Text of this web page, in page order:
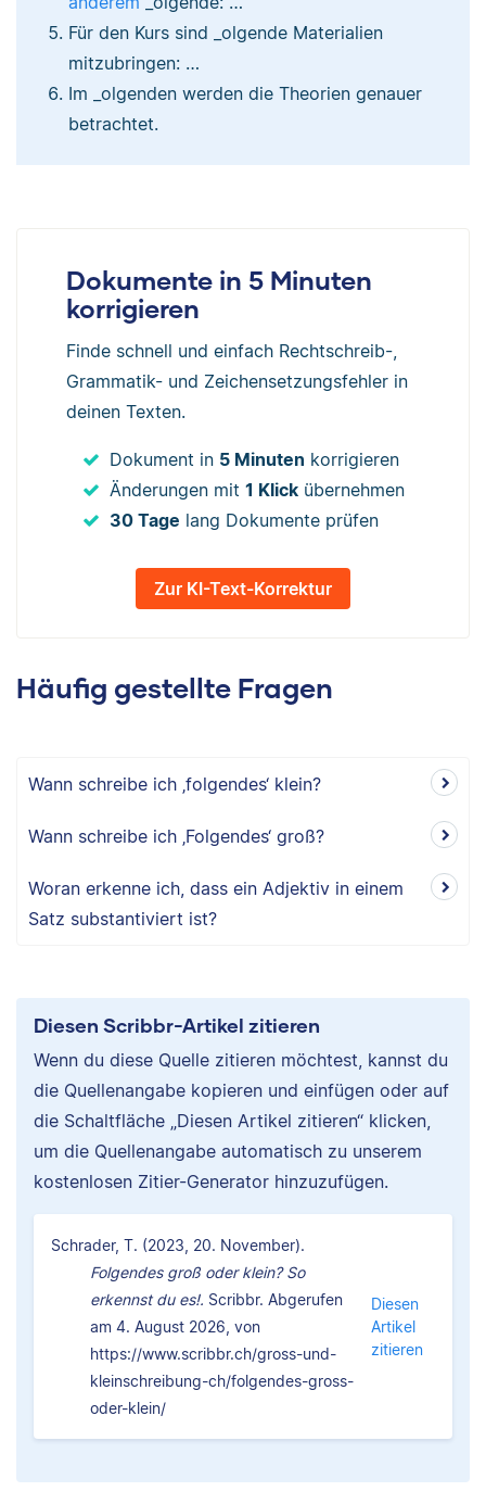
Für den Kurs sind _olgende Materialien
mitzubringen: …
Im _olgenden werden die Theorien genauer
betrachtet.
Dokumente in 5 Minuten
korrigieren
Finde schnell und einfach Rechtschreib-,
Grammatik- und Zeichensetzungsfehler in
deinen Texten.
Dokument in 5 Minuten korrigieren
Änderungen mit 1 Klick übernehmen
30 Tage lang Dokumente prüfen
Zur KI-Text-Korrektur
Häufig gestellte Fragen
Wann schreibe ich ‚folgendes‘ klein?
Wann schreibe ich ‚Folgendes‘ groß?
Woran erkenne ich, dass ein Adjektiv in einem
Satz substantiviert ist?
Diesen Scribbr-Artikel zitieren
Wenn du diese Quelle zitieren möchtest, kannst du
die Quellenangabe kopieren und einfügen oder auf
die Schaltfläche „Diesen Artikel zitieren“ klicken,
um die Quellenangabe automatisch zu unserem
kostenlosen Zitier-Generator hinzuzufügen.
Schrader, T. (2023, 20. November).
Folgendes groß oder klein? So
erkennst du es!. Scribbr. Abgerufen
am 4. August 2026, von
https://www.scribbr.ch/gross-und-
kleinschreibung-ch/folgendes-gross-
oder-klein/
Diesen
Artikel
zitieren